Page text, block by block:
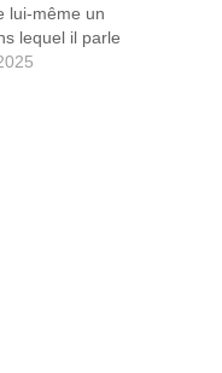
lui-même un
lequel il parle
médecine (au